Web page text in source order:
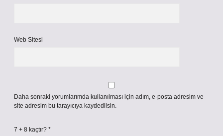
Web Sitesi
Daha sonraki yorumlarımda kullanılması için adım, e-posta adresim ve
site adresim bu tarayıcıya kaydedilsin.
7 + 8 kaçtır? *